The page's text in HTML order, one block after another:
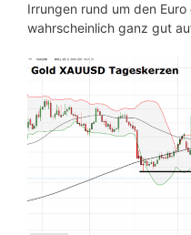
Irrungen rund um den
wahrscheinlich ganz gut